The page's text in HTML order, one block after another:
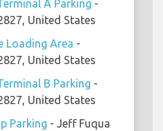
A Parking -
United States
Loading Area -
United States
B Parking -
United States
Parking - Jeff Fuqua